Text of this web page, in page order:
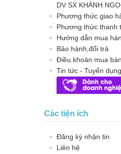
DV SX KHÁNH
Phương thức giao
Phương thức thanh
Hướng dẫn mua
Bảo hành,đổi trả
Điều khoản mua bán
Tin tức - Tuyển dụng
Các tiện ích
Đăng ký nhận tin
Liên hệ